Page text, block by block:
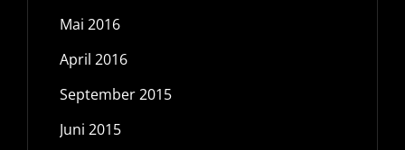
Mai 2016
April 2016
September 2015
Juni 2015